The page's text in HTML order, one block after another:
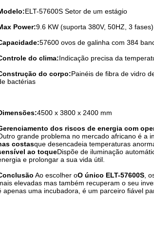
ELT-57600S Setor de um estágio
Power:9.6 KW (suporta 380V, 50HZ, 3 fases)
57600 ovos de galinha com 384
do clima:Indicação precisa da
do corpo:Painéis de fibra de vidro
bactérias
4500 x 3800 x 2400 mm
dos riscos de energia com
grande problema no mercado africano é a
costasque desencadeia temperaturas
ao toqueDispõe de iluminação
e prolongar a sua vida útil
Ao escolher oO único ELT-57600S ,
elevadas mas também recuperam o seu
apenas uma incubadora, é um parceiro fiável